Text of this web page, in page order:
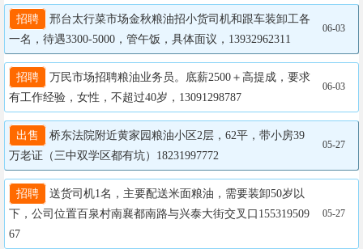
招聘
邢台太行菜市场金秋粮油招小货司机和跟车装卸工各
一名，待遇3300-5000，管午饭，具体面议，13932962311
06-03
招聘
万民市场招聘粮油业务员。底薪2500＋高提成，要求
有工作经验，女性，不超过40岁，13091298787
06-03
出售
桥东法院附近黄家园粮油小区2层，62平，带小房39
万老证（三中双学区都有坑）18231997772
05-27
招聘
送货司机1名，主要配送米面粮油，需要装卸50岁以
下，公司位置百泉村南襄都南路与兴泰大街交叉口155319509
67
05-27